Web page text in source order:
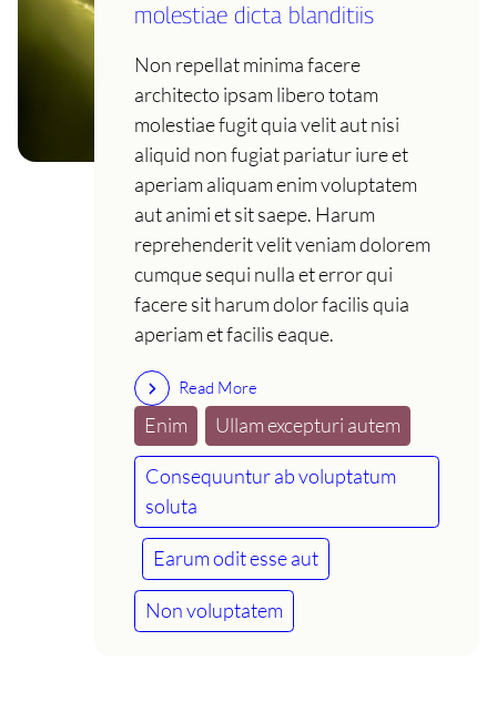
molestiae dicta blanditiis
Non repellat minima facere
architecto ipsam libero totam
molestiae fugit quia velit aut nisi
aliquid non fugiat pariatur iure et
aperiam aliquam enim voluptatem
aut animi et sit saepe. Harum
reprehenderit velit veniam dolorem
cumque sequi nulla et error qui
facere sit harum dolor facilis quia
aperiam et facilis eaque.
Read More
Enim Ullam excepturi autem
Consequuntur ab voluptatum
soluta
Earum odit esse aut
Non voluptatem